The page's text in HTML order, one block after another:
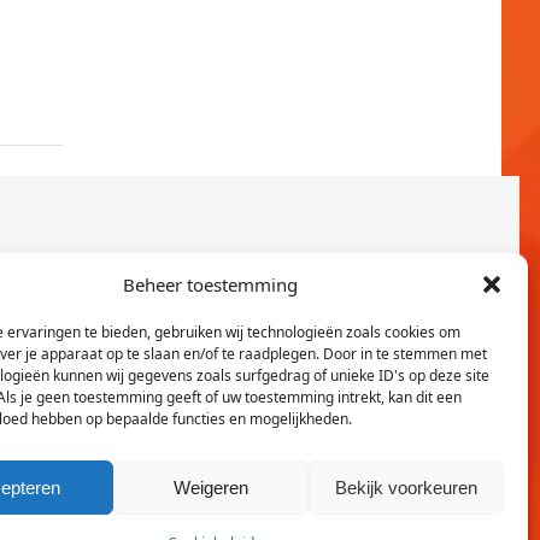
Beheer toestemming
ervaringen te bieden, gebruiken wij technologieën zoals cookies om
je apparaat op te slaan en/of te raadplegen. Door in te stemmen met
kunnen wij gegevens zoals surfgedrag of unieke ID's op deze site
je geen toestemming geeft of uw toestemming intrekt, kan dit een
hebben op bepaalde functies en mogelijkheden.
Weigeren Bekijk voorkeuren
Twitter